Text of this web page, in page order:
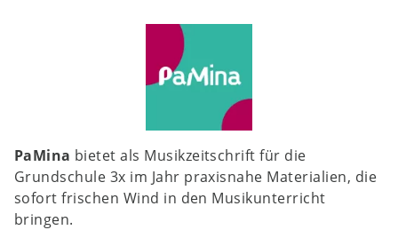
PaMina bietet als Musikzeitschrift für die
Grundschule 3x im Jahr praxisnahe Materialien, die
sofort frischen Wind in den Musikunterricht
bringen.